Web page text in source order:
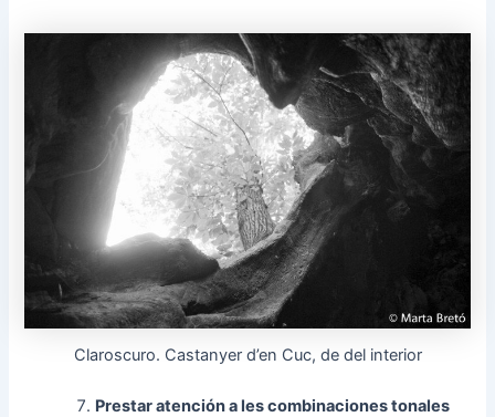
Claroscuro. Castanyer d’en Cuc, de del interior
Prestar atención a les combinaciones tonales